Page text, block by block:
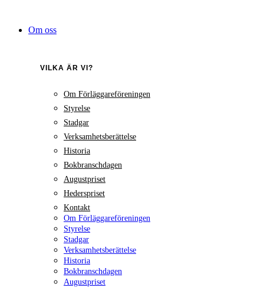
innehållOm oss
VILKA ÄR VI?
Om Förläggareföreningen
Styrelse
Stadgar
Verksamhetsberättelse
Historia
Bokbranschdagen
Augustpriset
Hederspriset
Kontakt
Om Förläggareföreningen
Styrelse
Stadgar
Verksamhetsberättelse
Historia
Bokbranschdagen
Augustpriset